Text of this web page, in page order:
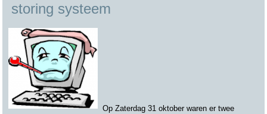
storing systeem
Op Zaterdag 31 oktober waren er twee